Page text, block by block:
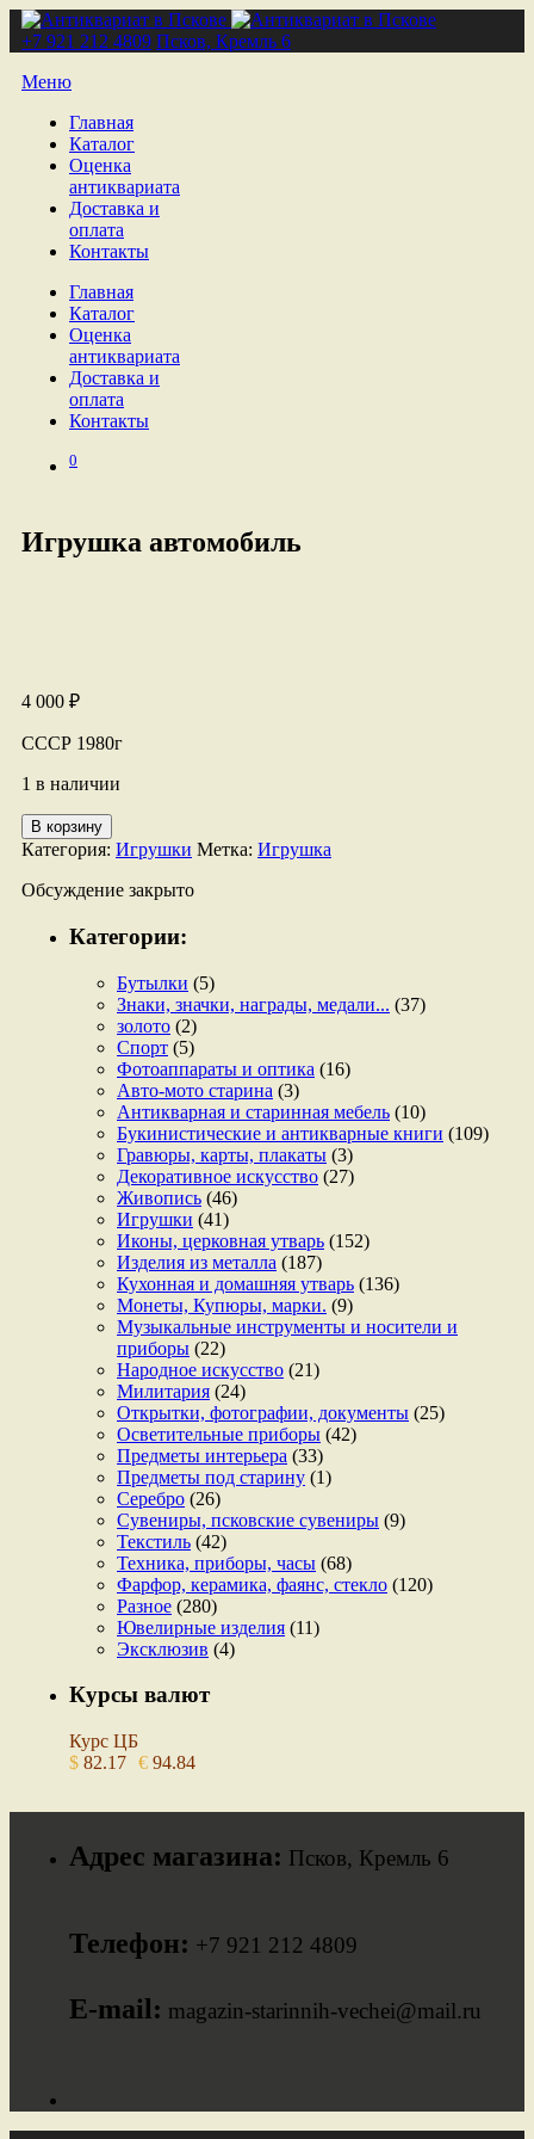
+7 921 212 4809 Псков, Кремль 6
Меню
Главная
Каталог
Оценка
антиквариата
Доставка и
оплата
Контакты
Главная
Каталог
Оценка
антиквариата
Доставка и
оплата
Контакты
0
Игрушка автомобиль
4 000 ₽
СССР 1980г
1 в наличии
Количество
товара
Игрушка
автомобиль
В корзину
Категория: Игрушки Метка: Игрушка
Обсуждение закрыто
Категории:
Бутылки (5)
Знаки, значки, награды, медали... (37)
золото (2)
Спорт (5)
Фотоаппараты и оптика (16)
Авто-мото старина (3)
Антикварная и старинная мебель (10)
Букинистические и антикварные книги (109)
Гравюры, карты, плакаты (3)
Декоративное искусство (27)
Живопись (46)
Игрушки (41)
Иконы, церковная утварь (152)
Изделия из металла (187)
Кухонная и домашняя утварь (136)
Монеты, Купюры, марки. (9)
Музыкальные инструменты и носители и
приборы (22)
Народное искусство (21)
Милитария (24)
Открытки, фотографии, документы (25)
Осветительные приборы (42)
Предметы интерьера (33)
Предметы под старину (1)
Серебро (26)
Сувениры, псковские сувениры (9)
Текстиль (42)
Техника, приборы, часы (68)
Фарфор, керамика, фаянс, стекло (120)
Разное (280)
Ювелирные изделия (11)
Эксклюзив (4)
Курсы валют
Курс ЦБ
$ 82.17 € 94.84
Адрес магазина: Псков, Кремль 6
Телефон: +7 921 212 4809
E-mail: magazin-starinnih-vechei@mail.ru